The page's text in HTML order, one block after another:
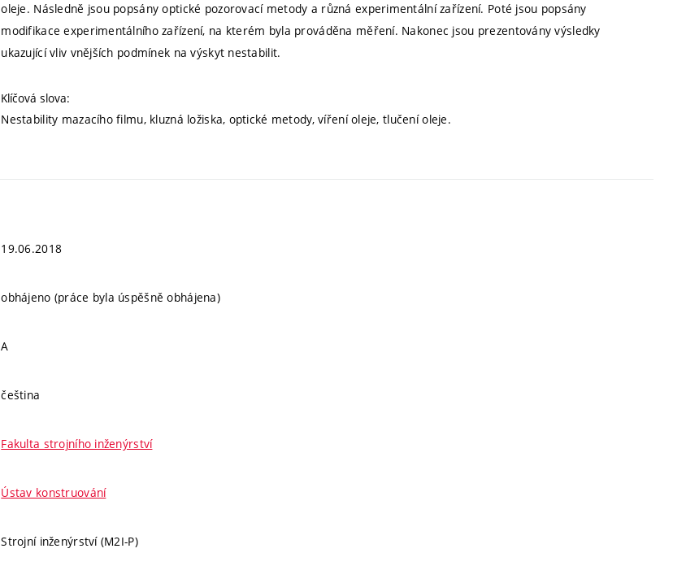
oleje. Následně jsou popsány optické pozorovací metody a různá experimentální zařízení. Poté jsou popsány
modifikace experimentálního zařízení, na kterém byla prováděna měření. Nakonec jsou prezentovány výsledky
ukazující vliv vnějších podmínek na výskyt nestabilit.
Klíčová slova:
Nestability mazacího filmu, kluzná ložiska, optické metody, víření oleje, tlučení oleje.
19.06.2018
obhájeno (práce byla úspěšně obhájena)
A
čeština
Fakulta strojního inženýrství
Ústav konstruování
Strojní inženýrství (M2I-P)